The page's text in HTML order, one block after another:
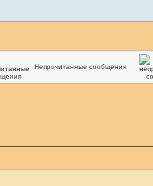
Непрочитанные сообщения